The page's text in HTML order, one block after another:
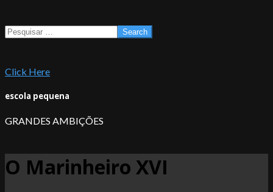
Search
Click Here
escola pequena
GRANDES AMBIÇÕES
O Marinheiro XVI